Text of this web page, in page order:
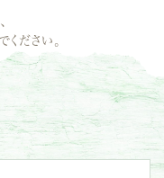
ください。